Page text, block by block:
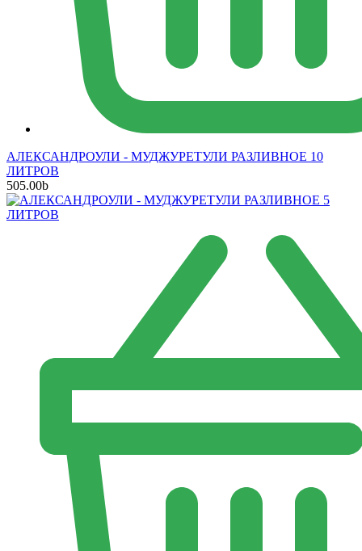
АЛЕКСАНДРОУЛИ - МУДЖУРЕТУЛИ РАЗЛИВНОЕ 10
ЛИТРОВ
505.00b